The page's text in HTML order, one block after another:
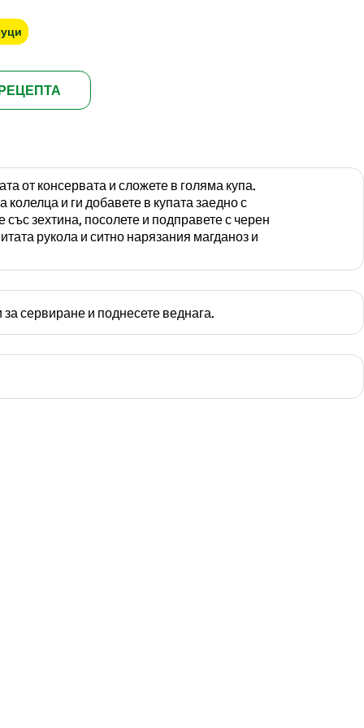
от консервата и сложете в голяма купа.
и ги добавете в купата заедно с
със зехтина, посолете и подправете с черен
рукола и ситно нарязания магданоз и
сервиране и поднесете веднага.